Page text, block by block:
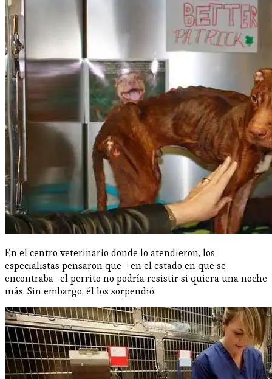
En el centro veterinario donde lo atendieron, los
especialistas pensaron que - en el estado en que se
encontraba- el perrito no podría resistir si quiera una noche
más. Sin embargo, él los sorpendió.